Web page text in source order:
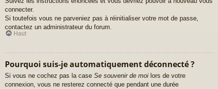
connecter.
Si toutefois vous ne parveniez pas à réinitialiser votre mot de passe,
contactez un administrateur du forum.
Haut
Pourquoi suis-je automatiquement déconnecté ?
Si vous ne cochez pas la case Se souvenir de moi lors de votre
connexion, vous ne resterez connecté que pendant une durée